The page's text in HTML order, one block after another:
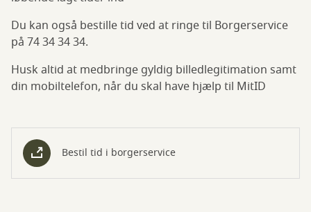
Du kan også bestille tid ved at ringe til Borgerservice
på 74 34 34 34.
Husk altid at medbringe gyldig billedlegitimation samt
din mobiltelefon, når du skal have hjælp til MitID
Bestil tid i borgerservice